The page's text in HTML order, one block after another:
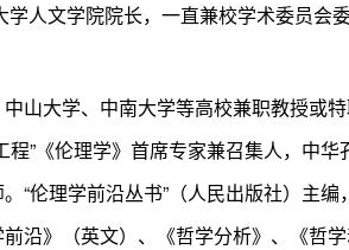
人文学院院长，一直兼校学术委员会
山大学、中南大学等高校兼职教授或
”《伦理学》首席专家兼召集人，中
“伦理学前沿丛书”（人民出版社）主编
沿》（英文）、《哲学分析》、《哲